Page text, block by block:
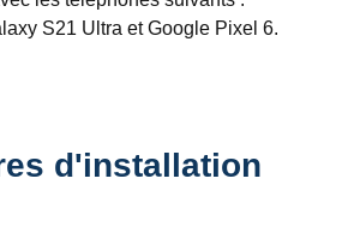
S21 Ultra et Google Pixel 6.
d'installation